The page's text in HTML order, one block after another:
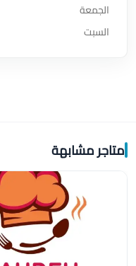
الجمعة
السبت
متاجر مشابهة